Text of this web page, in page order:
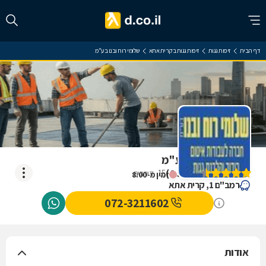
דף הבית זיפות גגות זיפות גגות בקרית אתא שלומי רוח ובנו בע"מ
זמין מ-8:00
שלומי רוח ובנו בע"מ
(
4.5
)
15 דירוגים
רמב"ם 1, קרית אתא
072-3211602
אודות